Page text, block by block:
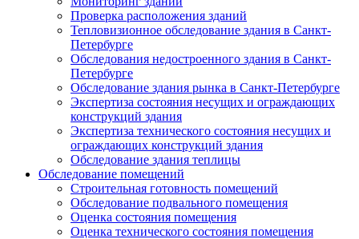
Проверка расположения зданий
Тепловизионное обследование здания в Санкт-
Петербурге
Обследования недостроенного здания в Санкт-
Петербурге
Обследование здания рынка в Санкт-Петербурге
Экспертиза состояния несущих и ограждающих
конструкций здания
Экспертиза технического состояния несущих и
ограждающих конструкций здания
Обследование здания теплицы
Обследование помещений
Строительная готовность помещений
Обследование подвального помещения
Оценка состояния помещения
Оценка технического состояния помещения